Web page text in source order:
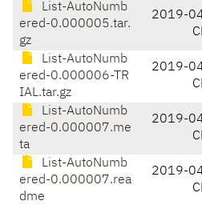
List-AutoNumb
ered-0.000005.tar.
gz
2019-
List-AutoNumb
ered-0.000006-TR
IAL.tar.gz
2019-
List-AutoNumb
ered-0.000007.me
ta
2019-
List-AutoNumb
ered-0.000007.rea
dme
2019-